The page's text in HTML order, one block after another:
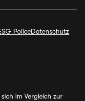
PoliceDatenschutz
im Vergleich zur